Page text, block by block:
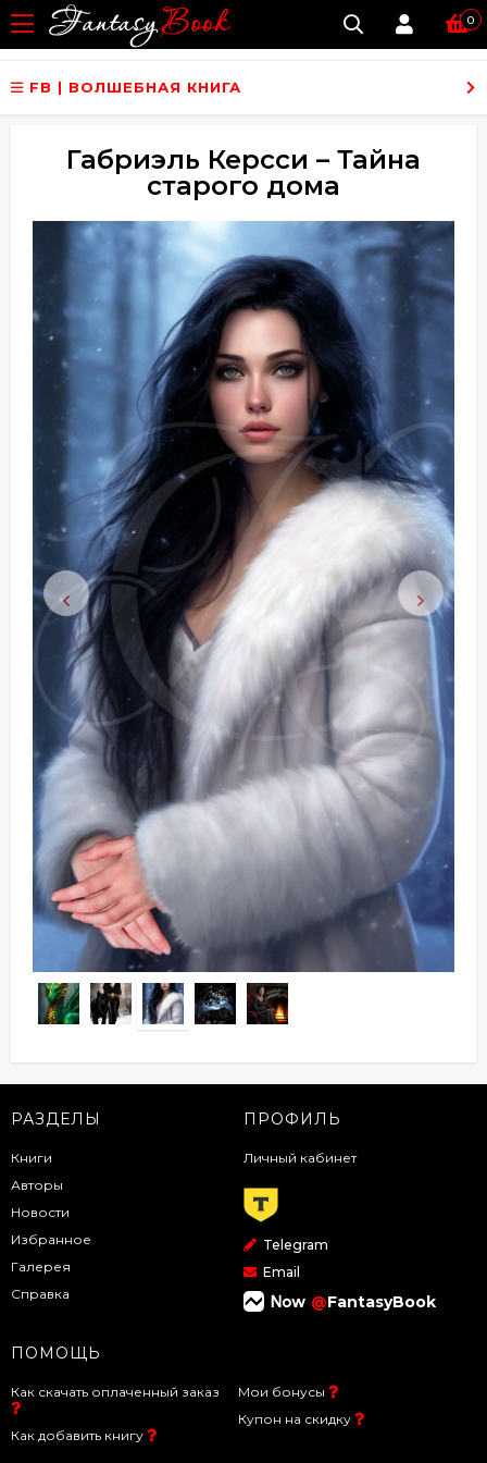
0
FB | ВОЛШЕБНАЯ КНИГА
Габриэль Керсси – Тайна
старого дома
РАЗДЕЛЫ
Книги
Авторы
Новости
Избранное
Галерея
Справка
ПРОФИЛЬ
Личный кабинет
Telegram
Email
@FantasyBook
ПОМОЩЬ
Как скачать оплаченный заказ
Как добавить книгу
Мои бонусы
Купон на скидку